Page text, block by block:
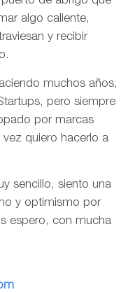
algo caliente,
y recibir
muchos años,
pero siempre
por marcas
vez quiero hacerlo a
sencillo, siento una
y optimismo por
espero, con mucha